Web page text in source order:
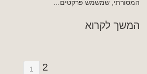
המסורתי, שמשמש פרקטים…
המשך לקרוא
1 2